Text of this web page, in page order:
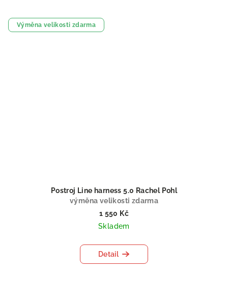
Výměna velikosti zdarma
Postroj Line harness 5.0 Rachel Pohl
výměna velikosti zdarma
1 550 Kč
Skladem
Detail